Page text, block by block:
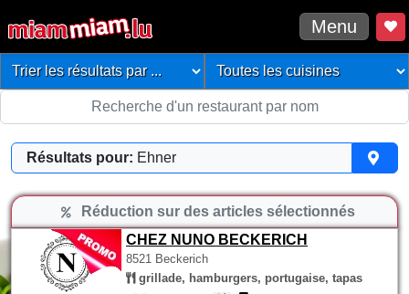
Menu
Résultats pour: Ehner
Réduction sur des articles sélectionnés
CHEZ NUNO BECKERICH
8521 Beckerich
grillade, hamburgers, portugaise, tapas